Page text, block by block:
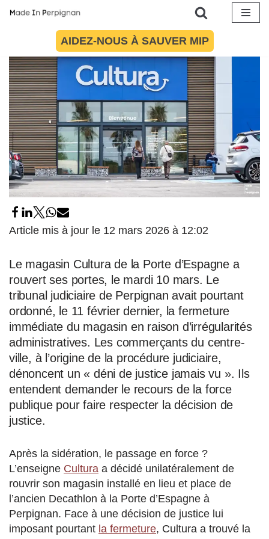
contenu
AIDEZ-NOUS À SAUVER MIP
12 mars 2026 par Economie
Article mis à jour le 12 mars 2026 à 12:02
Le magasin Cultura de la Porte d’Espagne a
rouvert ses portes, le mardi 10 mars. Le
tribunal judiciaire de Perpignan avait pourtant
ordonné, le 11 février dernier, la fermeture
immédiate du magasin en raison d’irrégularités
administratives. Les commerçants du centre-
ville, à l’origine de la procédure judiciaire,
dénoncent un « déni de justice jamais vu ». Ils
entendent demander le recours de la force
publique pour faire respecter la décision de
justice.
Après la sidération, le passage en force ?
L’enseigne Cultura a décidé unilatéralement de
rouvrir son magasin installé en lieu et place de
l’ancien Decathlon à la Porte d’Espagne à
Perpignan. Face à une décision de justice lui
imposant pourtant la fermeture, Cultura a trouvé la